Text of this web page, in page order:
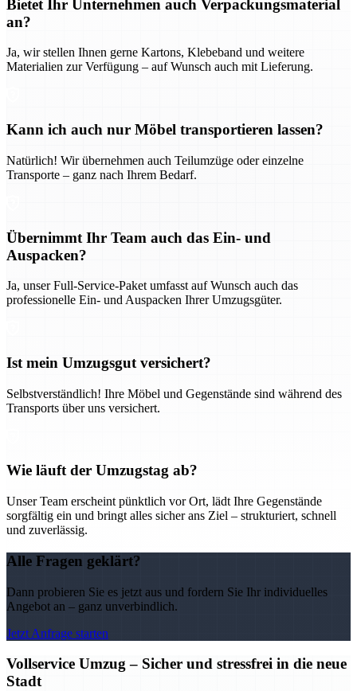
Bietet Ihr Unternehmen auch Verpackungsmaterial
an?
Ja, wir stellen Ihnen gerne Kartons, Klebeband und weitere
Materialien zur Verfügung – auf Wunsch auch mit Lieferung.
Kann ich auch nur Möbel transportieren lassen?
Natürlich! Wir übernehmen auch Teilumzüge oder einzelne
Transporte – ganz nach Ihrem Bedarf.
Übernimmt Ihr Team auch das Ein- und
Auspacken?
Ja, unser Full-Service-Paket umfasst auf Wunsch auch das
professionelle Ein- und Auspacken Ihrer Umzugsgüter.
Ist mein Umzugsgut versichert?
Selbstverständlich! Ihre Möbel und Gegenstände sind während des
Transports über uns versichert.
Wie läuft der Umzugstag ab?
Unser Team erscheint pünktlich vor Ort, lädt Ihre Gegenstände
sorgfältig ein und bringt alles sicher ans Ziel – strukturiert, schnell
und zuverlässig.
Alle Fragen geklärt?
Dann probieren Sie es jetzt aus und fordern Sie Ihr individuelles
Angebot an – ganz unverbindlich.
Jetzt Anfrage starten
Vollservice Umzug – Sicher und stressfrei in die neue
Stadt